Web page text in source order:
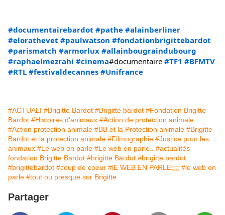
#documentairebardot #pathe #alainberliner
#elorathevet #paulwatson #fondationbrigittebardot
#parismatch #armorlux #allainbougraindubourg
#raphaelmezrahi #cinema#documentaire #TF1 #BFMTV
#RTL #festivaldecannes #Unifrance
#ACTUALI #Brigitte Bardot #Brigitte bardot #Fondation Brigitte
Bardot #Histoires d'animaux #Action de protection animale
#Action protection animale #BB et la Protection animale #Brigitte
Bardot et la protection animale #Filmographie #Justice pour les
animaux #Le web en parle #Le web en parle..
#actualités
fondation Brigitte Bardot #brigitte Bardot #brigitte bardot
#brigittebardot #coup de coeur #lE WEB EN PARLE;;;; #le web en
parle #tout ou presque sur Brigitte
Partager